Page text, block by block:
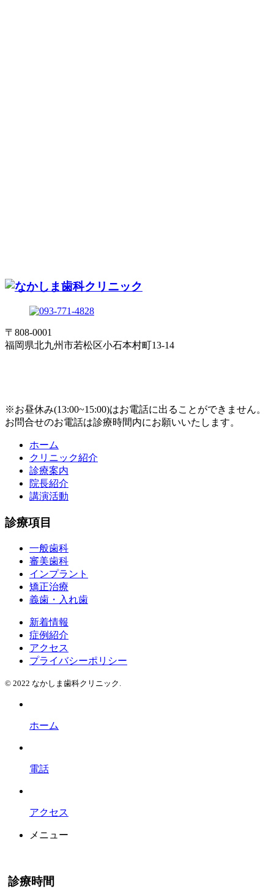
〒808-0001
福岡県北九州市若松区小石本村町13-14
※お昼休み(13:00~15:00)はお電話に出ることができません。
お問合せのお電話は診療時間内にお願いいたします。
ホーム
クリニック紹介
診療案内
院長紹介
講演活動
診療項目
一般歯科
審美歯科
インプラント
矯正治療
義歯・入れ歯
新着情報
症例紹介
アクセス
プライバシーポリシー
© 2022 なかしま歯科クリニック.
ホーム
電話
アクセス
メニュー
診療時間